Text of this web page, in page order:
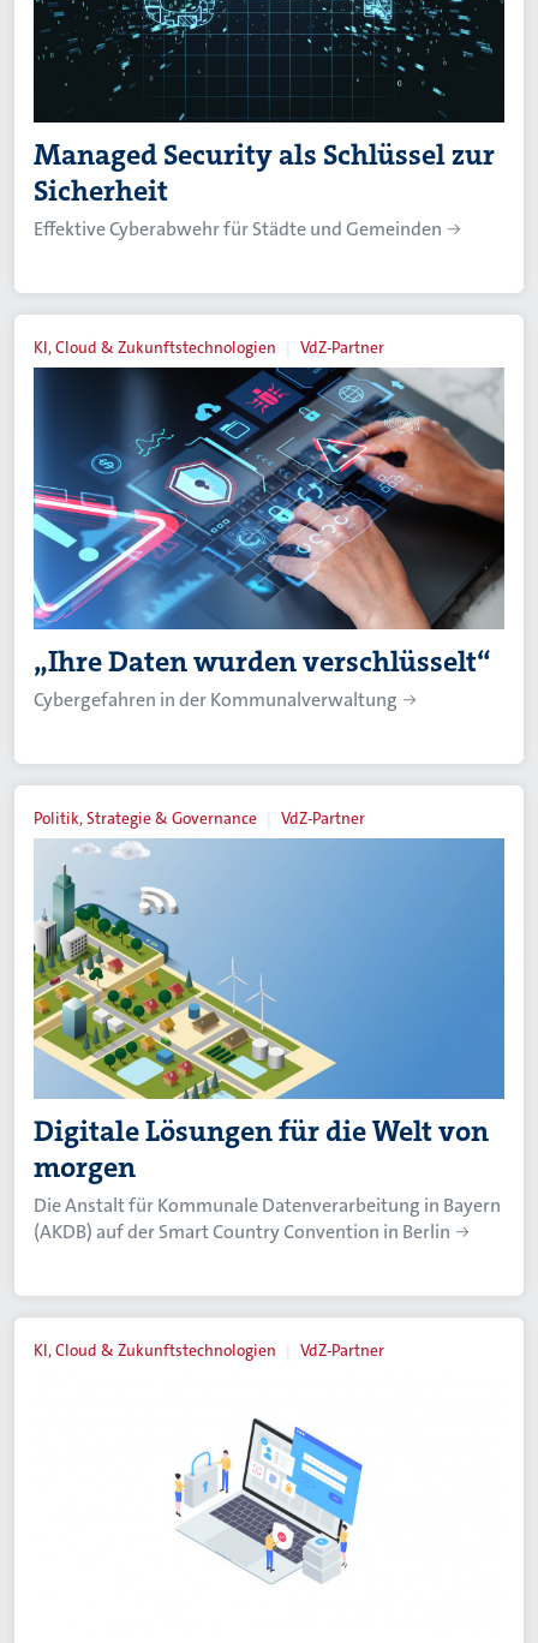
Managed Security als Schlüssel zur
Sicherheit
Effektive Cyberabwehr für Städte und Gemeinden
KI, Cloud & Zukunftstechnologien VdZ-Partner
„Ihre Daten wurden verschlüsselt“
Cybergefahren in der Kommunalverwaltung
Politik, Strategie & Governance VdZ-Partner
Digitale Lösungen für die Welt von
morgen
Die Anstalt für Kommunale Datenverarbeitung in Bayern
(AKDB) auf der Smart Country Convention in Berlin
KI, Cloud & Zukunftstechnologien VdZ-Partner